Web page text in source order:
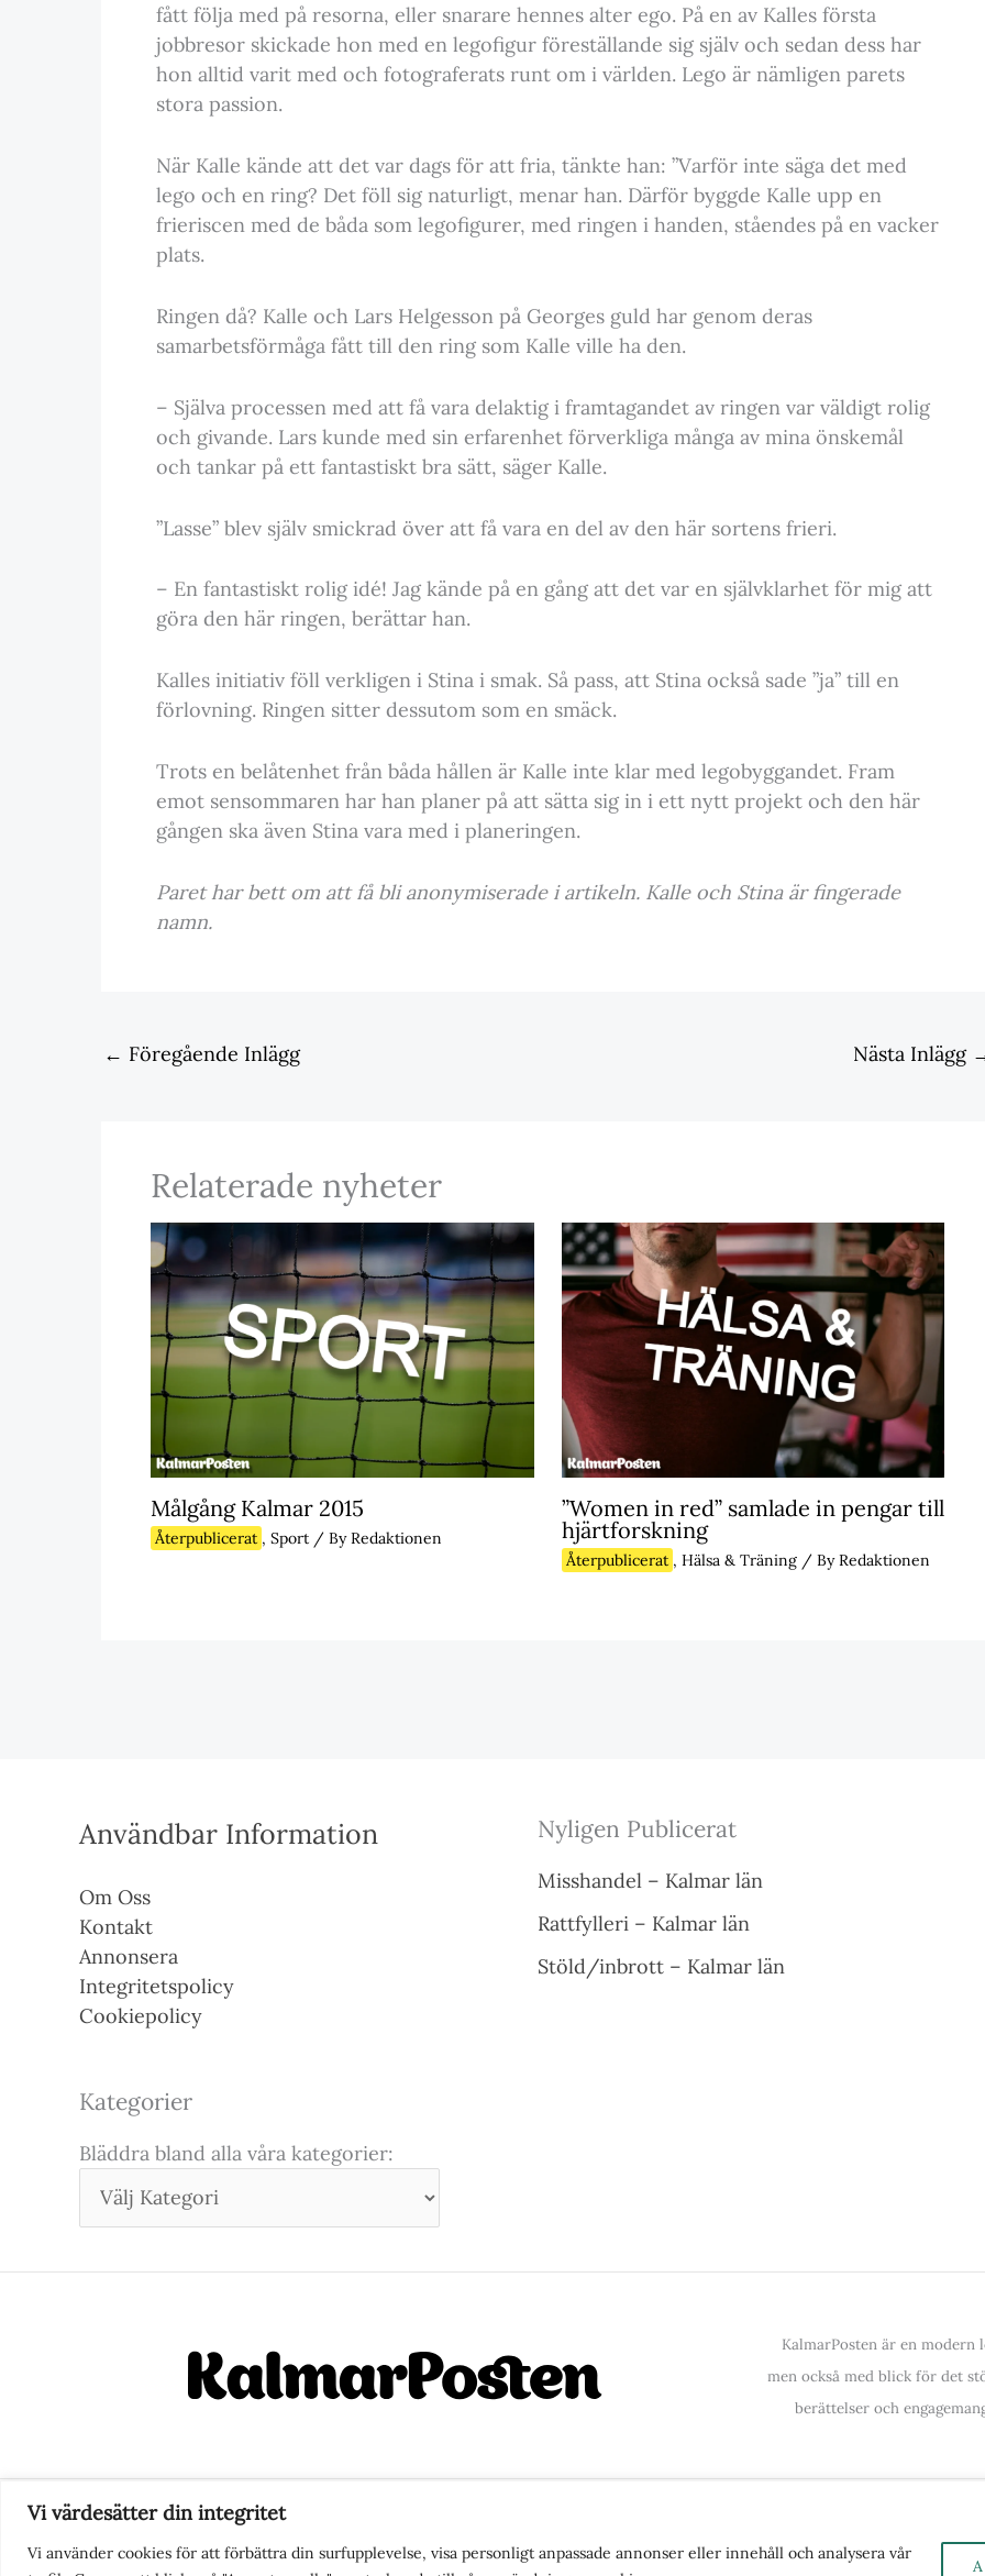
Vi värdesätter din integritet
Vi använder cookies för att förbättra din surfupplevelse, visa personligt anpassade annonser eller innehåll och analysera vår
fått följa med på resorna, eller snarare hennes alter ego. På en av Kalles första
jobbresor skickade hon med en legofigur föreställande sig själv och sedan dess har
hon alltid varit med och fotograferats runt om i världen. Lego är nämligen parets
stora passion.
När Kalle kände att det var dags för att fria, tänkte han: ”Varför inte säga det med
lego och en ring? Det föll sig naturligt, menar han. Därför byggde Kalle upp en
frieriscen med de båda som legofigurer, med ringen i handen, ståendes på en vacker
plats.
Ringen då? Kalle och Lars Helgesson på Georges guld har genom deras
samarbetsförmåga fått till den ring som Kalle ville ha den.
– Själva processen med att få vara delaktig i framtagandet av ringen var väldigt rolig
och givande. Lars kunde med sin erfarenhet förverkliga många av mina önskemål
och tankar på ett fantastiskt bra sätt, säger Kalle.
”Lasse” blev själv smickrad över att få vara en del av den här sortens frieri.
– En fantastiskt rolig idé! Jag kände på en gång att det var en självklarhet för mig att
göra den här ringen, berättar han.
Kalles initiativ föll verkligen i Stina i smak. Så pass, att Stina också sade ”ja” till en
förlovning. Ringen sitter dessutom som en smäck.
Trots en belåtenhet från båda hållen är Kalle inte klar med legobyggandet. Fram
emot sensommaren har han planer på att sätta sig in i ett nytt projekt och den här
gången ska även Stina vara med i planeringen.
Paret har bett om att få bli anonymiserade i artikeln. Kalle och Stina är fingerade
namn.
← Föregående Inlägg Nästa Inlägg
Relaterade nyheter
Målgång Kalmar 2015
Återpublicerat , Sport / ByRedaktionen
”Women in red” samlade in pengar till
hjärtforskning
Återpublicerat , Hälsa & Träning/ ByRedaktionen
Användbar Information
Om Oss
Kontakt
Annonsera
Integritetspolicy
Cookiepolicy
Kategorier
Bläddra bland alla våra kategorier:
Nyligen Publicerat
Misshandel – Kalmar län
Rattfylleri – Kalmar län
Stöld/inbrott – Kalmar län
KalmarPosten är en modern
men också med blick för det
berättelser och
Nyhetstips eller frågor?Kontakta oss| Copyright © 2026 | Kalmarposten.se |Se